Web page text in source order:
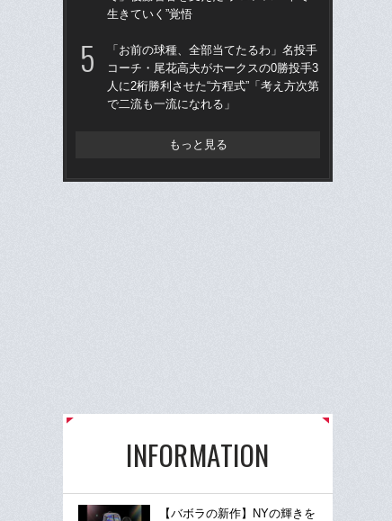
生きていく”覚悟
「お前の球種、全部当てたるわ」名投手
コーチ・尾花高夫がホークスの0勝投手3
人に2桁勝利させた“方程式”「考え方次第
で二流も一流になれる」
もっと見る
INFORMATION
【バボラの新作】NYの輝きを